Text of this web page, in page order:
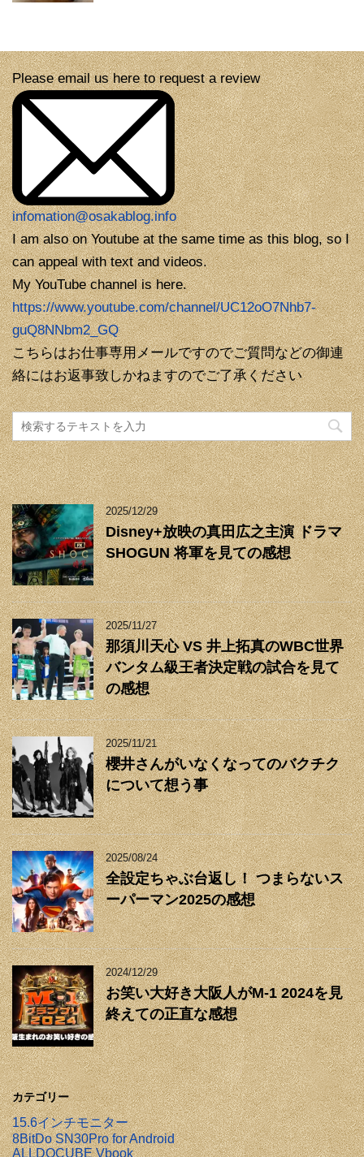
Please email us here to request a review
infomation@osakablog.info
I am also on Youtube at the same time as this blog, so I
can appeal with text and videos.
My YouTube channel is here.
https://www.youtube.com/channel/UC12oO7Nhb7-
guQ8NNbm2_GQ
こちらはお仕事専用メールですのでご質問などの御連
絡にはお返事致しかねますのでご了承ください
2025/12/29
Disney+放映の真田広之主演 ドラマ
SHOGUN 将軍を見ての感想
2025/11/27
那須川天心 VS 井上拓真のWBC世界
バンタム級王者決定戦の試合を見て
の感想
2025/11/21
櫻井さんがいなくなってのバクチク
について想う事
2025/08/24
全設定ちゃぶ台返し！ つまらないス
ーパーマン2025の感想
2024/12/29
お笑い大好き大阪人がM-1 2024を見
終えての正直な感想
カテゴリー
15.6インチモニター
8BitDo SN30Pro for Android
ALLDOCUBE Vbook